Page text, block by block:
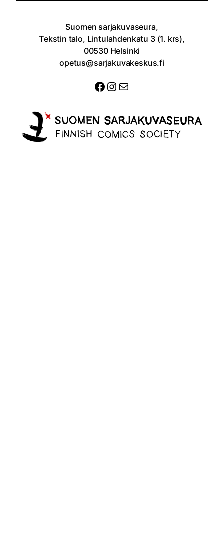
Suomen sarjakuvaseura,
Tekstin talo, Lintulahdenkatu 3 (1. krs),
00530 Helsinki
opetus@sarjakuvakeskus.fi
Facebook
Instagram
Sähköposti